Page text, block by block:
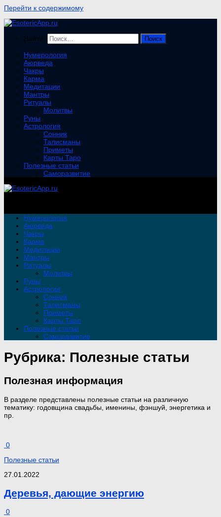
Перейти к содержимому
Найти:
Нумерология
Аюрведа
Чакры
Карма
Медитации
Мантры
Ритуалы
Молитвы
Руны
Астрология
Сонник
Талисманы
Приметы
Карты Таро
Полезные статьи
Саморазвитие
Нумерология
Аюрведа
Чакры
Карма
Медитации
Мантры
Ритуалы
Молитвы
Руны
Астрология
Сонник
Талисманы
Приметы
Карты Таро
Полезные статьи
Саморазвитие
Рубрика: Полезные статьи
Полезная информация
В разделе представлены полезные статьи на различную
тематику: годовщина свадьбы, именины, фэншуй, энергетика и
пр.
0
Полезные статьи
27.01.2022
Деревья, дающие энергию
0